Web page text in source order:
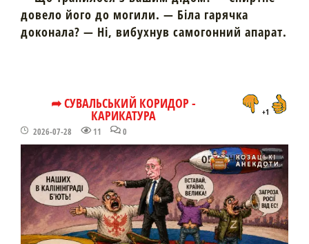
довело його до могили. — Біла гарячка
доконала? — Ні, вибухнув самогонний апарат.
➦ СУВАЛЬСЬКИЙ КОРИДОР -
КАРИКАТУРА
2026-07-28 11 0
+1